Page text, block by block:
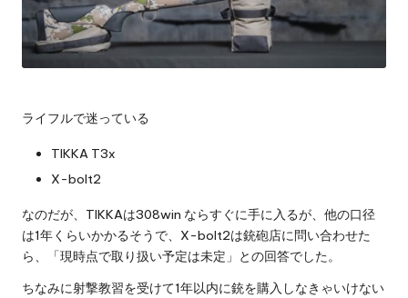
ライフルで迷っている
TIKKA T3x
X-bolt2
なのだが、TIKKAは308win ならすぐに手に入るが、他の口径
は1年くらいかかるそうで、X-bolt2は銃砲店に問い合わせた
ら、「現時点で取り扱い予定は未定」との回答でした。
ちなみに射撃教習を受けて1年以内に銃を購入しなきゃいけない